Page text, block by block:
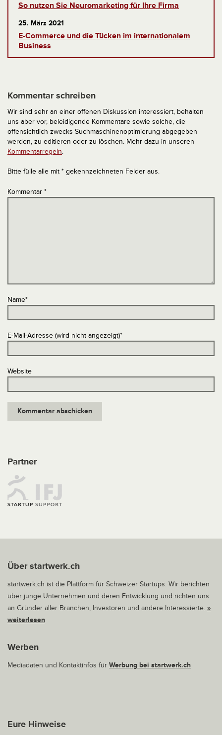
So nutzen Sie Neuromarketing für Ihre Firma
25. März 2021
E-Commerce und die Tücken im internationalem
Business
Kommentar schreiben
Wir sind sehr an einer offenen Diskussion interessiert, behalten
uns aber vor, beleidigende Kommentare sowie solche, die
offensichtlich zwecks Suchmaschinenoptimierung abgegeben
werden, zu editieren oder zu löschen. Mehr dazu in unseren
Kommentarregeln.
Bitte fülle alle mit * gekennzeichneten Felder aus.
Kommentar *
Name*
E-Mail-Adresse (wird nicht angezeigt)*
Website
Partner
Über startwerk.ch
startwerk.ch ist die Plattform für Schweizer Startups. Wir berichten
über junge Unternehmen und deren Entwicklung und richten uns
an Gründer aller Branchen, Investoren und andere Interessierte. »
weiterlesen
Werben
Mediadaten und Kontaktinfos für Werbung bei startwerk.ch
Eure Hinweise